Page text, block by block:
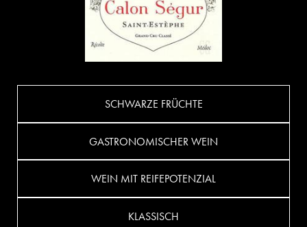
SCHWARZE FRÜCHTE
GASTRONOMISCHER WEIN
WEIN MIT REIFEPOTENZIAL
KLASSISCH